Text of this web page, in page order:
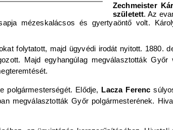
Zechmeister
született. Az
mézeskalácsos és gyertyaöntő volt.
folytatott, majd ügyvédi irodát nyitott. 1880.
Majd egyhangúlag megválasztották
polgármesterségét. Elődje, Lacza Ferenc
megválasztották Győr polgármesterének.